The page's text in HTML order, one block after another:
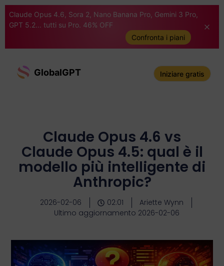
Claude Opus 4.6, Sora 2, Nano Banana Pro, Gemini 3 Pro,
GPT 5.2... tutti su Pro. 46% OFF
Confronta i piani
GlobalGPT Iniziare gratis
Claude Opus 4.6 vs
Claude Opus 4.5: qual è il
modello più intelligente di
Anthropic?
2026-02-06 02:01
Ariette Wynn
Ultimo aggiornamento 2026-02-06